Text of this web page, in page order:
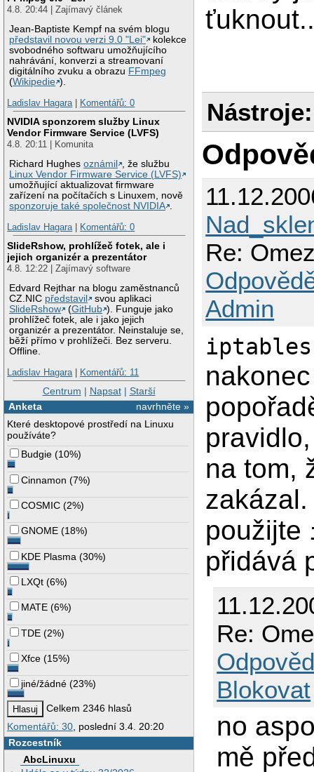
4.8. 20:44 | Zajímavý článek
Jean-Baptiste Kempf na svém blogu
představil novou verzi 9.0 "Lei"
kolekce
svobodného softwaru umožňujícího
nahrávání, konverzi a streamovaní
digitálního zvuku a obrazu FFmpeg
(Wikipedie ).
Ladislav Hagara| Komentářů: 0
NVIDIA sponzorem služby Linux
Vendor Firmware Service (LVFS)
4.8. 20:11 | Komunita
Richard Hughesoznámil
, že službu
Linux Vendor Firmware Service (LVFS)
umožňující aktualizovat firmware
zařízení na počítačích s Linuxem, nově
sponzoruje také společnost NVIDIA .
Ladislav Hagara| Komentářů: 0
SlideRshow, prohlížeč fotek, ale i
jejich organizér a prezentátor
4.8. 12:22 | Zajímavý software
Edvard Rejthar na blogu zaměstnanců
CZ.NIC představil
svou aplikaci
SlideRshow
(GitHub ). Funguje jako
prohlížeč fotek, ale i jako jejich
organizér a prezentátor. Neinstaluje se,
běží přímo v prohlížeči. Bez serveru.
Offline.
Ladislav Hagara| Komentářů: 11
Centrum | Napsat| Starší
navrhněte »
Anketa
Které desktopové prostředí na Linuxu
používáte?
Budgie (10%)
Cinnamon (7%)
COSMIC (2%)
GNOME (18%)
KDE Plasma (30%)
LXQt (6%)
MATE (6%)
TDE (2%)
Xfce (15%)
jiné/žádné (23%)
Celkem 2346 hlasů
Komentářů: 30 , poslední 3.4. 20:20
Rozcestník
AbcLinuxu
Chain FORWARD
target     prot
ACCEPT     tcp
TCPMSS     tcp
Chain OUTPUT
target     prot
ACCEPT     all  --
ACCEPT     icmp
ACCEPT     all
ACCEPT     all
Chain syn-flood
target     prot
Nástroje:
Re:
Admin
na tom,
použijte
přidává
Re:
Blokovat
no
mě